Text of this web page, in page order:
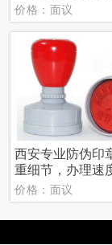
价格：面议
西安专业防伪印
重细节，办理速
价格：面议